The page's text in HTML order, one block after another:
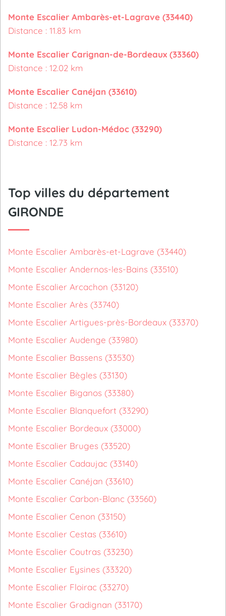
Monte Escalier Ambarès-et-Lagrave (33440)
Distance : 11.83 km
Monte Escalier Carignan-de-Bordeaux (33360)
Distance : 12.02 km
Monte Escalier Canéjan (33610)
Distance : 12.58 km
Monte Escalier Ludon-Médoc (33290)
Distance : 12.73 km
Top villes du département
GIRONDE
Monte Escalier Ambarès-et-Lagrave (33440)
Monte Escalier Andernos-les-Bains (33510)
Monte Escalier Arcachon (33120)
Monte Escalier Arès (33740)
Monte Escalier Artigues-près-Bordeaux (33370)
Monte Escalier Audenge (33980)
Monte Escalier Bassens (33530)
Monte Escalier Bègles (33130)
Monte Escalier Biganos (33380)
Monte Escalier Blanquefort (33290)
Monte Escalier Bordeaux (33000)
Monte Escalier Bruges (33520)
Monte Escalier Cadaujac (33140)
Monte Escalier Canéjan (33610)
Monte Escalier Carbon-Blanc (33560)
Monte Escalier Cenon (33150)
Monte Escalier Cestas (33610)
Monte Escalier Coutras (33230)
Monte Escalier Eysines (33320)
Monte Escalier Floirac (33270)
Monte Escalier Gradignan (33170)